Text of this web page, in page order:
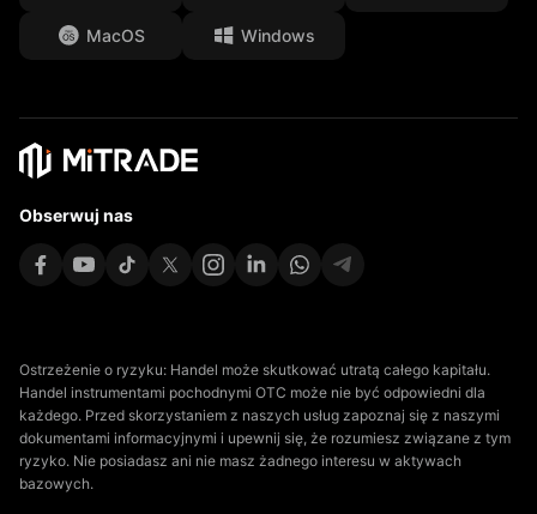
MacOS Windows
Obserwuj nas
Ostrzeżenie o ryzyku: Handel może skutkować utratą całego kapitału.
Handel instrumentami pochodnymi OTC może nie być odpowiedni dla
każdego. Przed skorzystaniem z naszych usług zapoznaj się z naszymi
dokumentami informacyjnymi i upewnij się, że rozumiesz związane z tym
ryzyko. Nie posiadasz ani nie masz żadnego interesu w aktywach
bazowych.